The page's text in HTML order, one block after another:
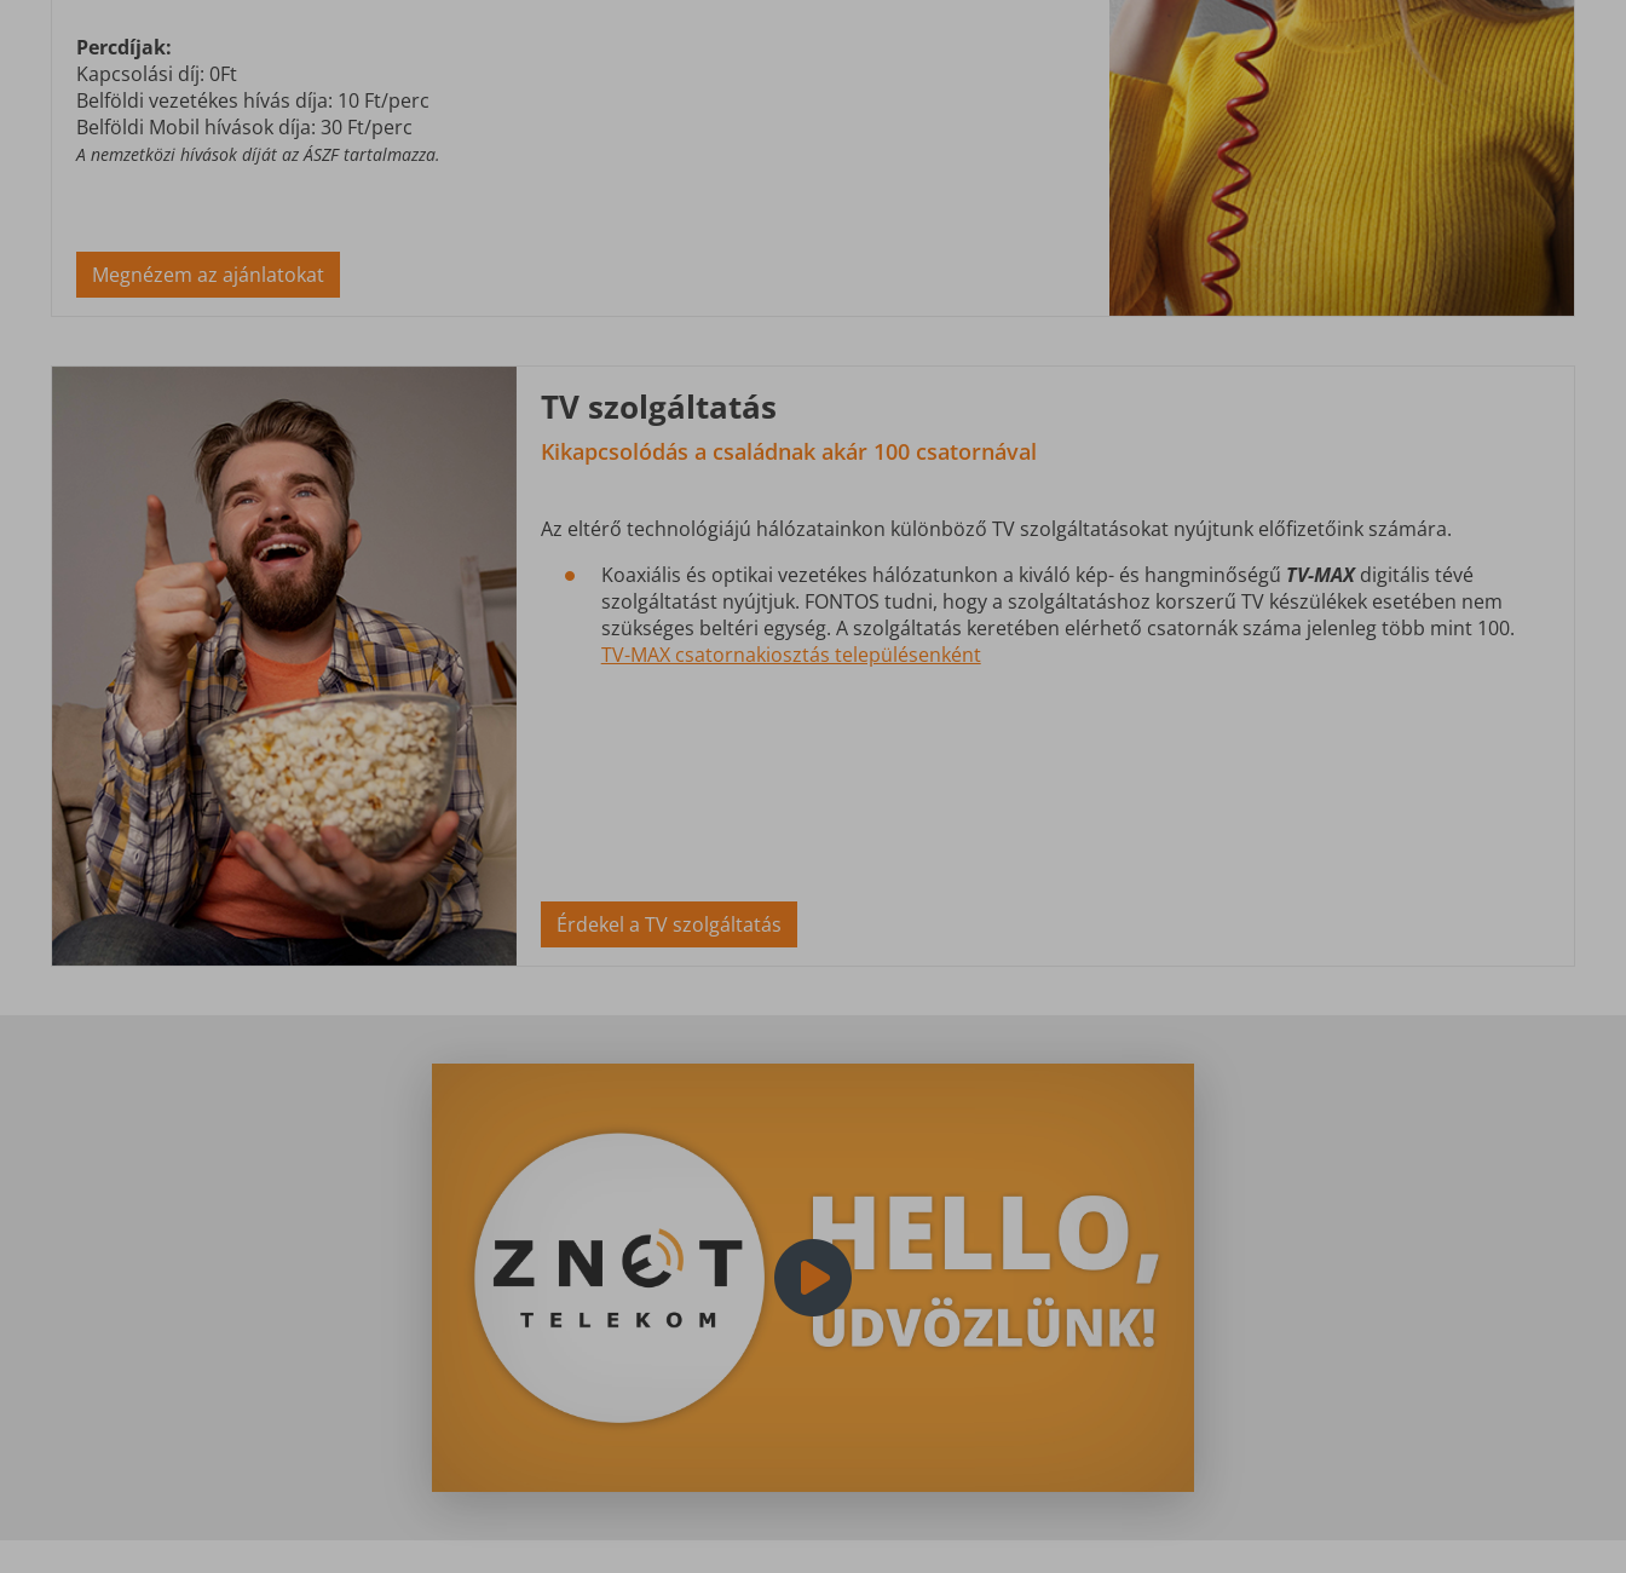
Percdíjak:
Kapcsolási díj: 0Ft
Belföldi vezetékes hívás díja: 10 Ft/perc
Belföldi Mobil hívások díja: 30 Ft/perc
A nemzetközi hívások díját az ÁSZF tartalmazza.
Megnézem az ajánlatokat
TV szolgáltatás
Kikapcsolódás a családnak akár 100 csatornával
Az eltérő technológiájú hálózatainkon különböző TV szolgáltatásokat nyújtunk előfizetőink számára.
Koaxiális és optikai vezetékes hálózatunkon a kiváló kép- és hangminőségű TV-MAX digitális tévé
szolgáltatást nyújtjuk. FONTOS tudni, hogy a szolgáltatáshoz korszerű TV készülékek esetében nem
szükséges beltéri egység. A szolgáltatás keretében elérhető csatornák száma jelenleg több mint 100.
TV-MAX csatornakiosztás településenként
Érdekel a TV szolgáltatás